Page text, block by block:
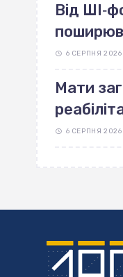
Від
6 СЕРПНЯ 2026
Мати
6 СЕРПНЯ 2026